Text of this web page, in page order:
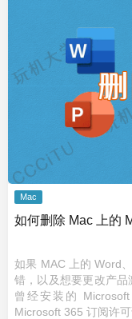
Mac
如果 MAC 上的 Word
错，以及想要更改产
曾经安装的
Microsoft 365 订阅许可